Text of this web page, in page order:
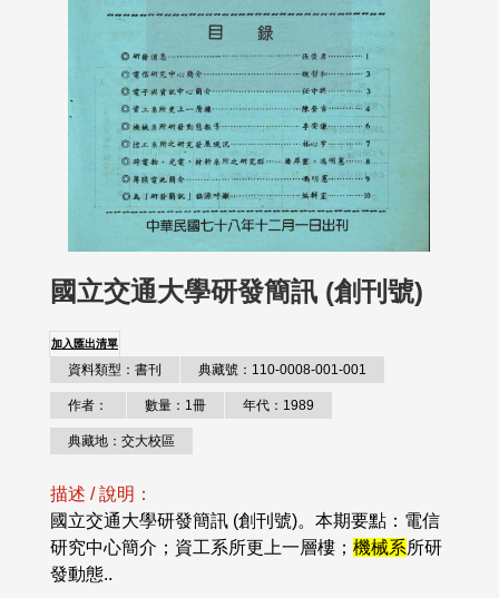
國立交通大學研發簡訊 (創刊號)
加入匯出清單
資料類型：書刊 典藏號：110-0008-001-001
作者： 數量：1冊 年代：1989
典藏地：交大校區
描述 / 說明：
國立交通大學研發簡訊 (創刊號)。本期要點：電信
研究中心簡介；資工系所更上一層樓； 機械系所研
發動態..